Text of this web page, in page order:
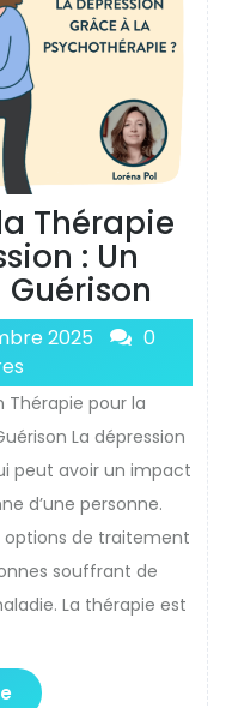
Thérapie
: Un
2025
0
Thérapie pour la
La dépression
peut avoir un impact
d’une personne.
options de traitement
souffrant de
La thérapie est